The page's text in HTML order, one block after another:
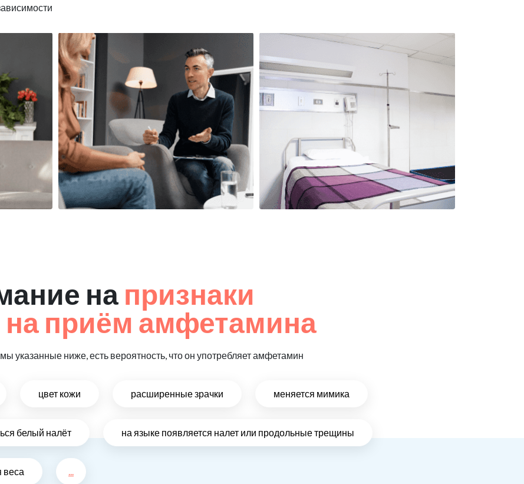
на признаки
приём амфетамина
указанные ниже, есть вероятность, что он употребляет амфетамин
цвет кожи расширенные зрачки меняется мимика
белый налёт на языке появляется налет или продольные трещины
веса ...